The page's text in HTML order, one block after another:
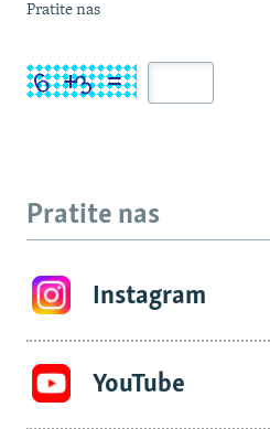
Pratite nas
Pratite nas
Instagram
YouTube